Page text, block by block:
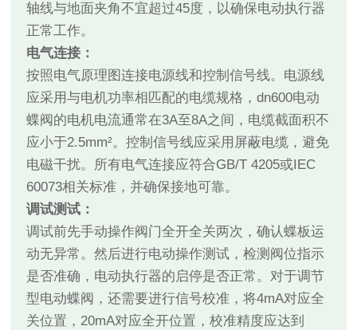
轴线与地面夹角不宜超过45度，以确保电动执行器
正常工作。
电气连接：
按照电气原理图连接电源线和控制信号线。电源线
应采用与电机功率相匹配的电缆规格，dn600电动
蝶阀的电机电流通常在3A至8A之间，电缆截面积不
应小于2.5mm²。控制信号线应采用屏蔽电缆，避免
电磁干扰。所有电气连接应符合GB/T 4205或IEC
60073相关标准，并确保接地可靠。
调试测试：
调试前先手动操作阀门全开全关两次，确认蝶板运
动无异常。然后进行电动操作测试，检测阀位指示
是否准确，电动执行器的启停是否正常。对于调节
型电动蝶阀，还需要进行信号校准，将4mA对应全
关位置，20mA对应全开位置，校准精度应达到